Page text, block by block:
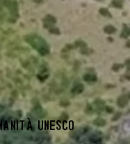
UNESCO